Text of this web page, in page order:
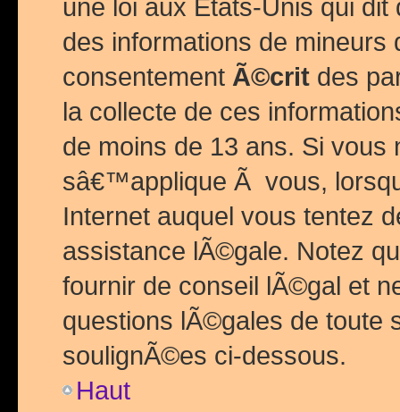
une loi aux Etats-Unis qui
des informations de mineurs
consentement Ã©crit des
la collecte de ces
de moins de 13 ans. Si
sâ€™applique Ã vous,
Internet auquel vous tentez
assistance lÃ©gale. Notez
fournir de conseil lÃ©gal et
questions lÃ©gales de
soulignÃ©es ci-dessous.
Haut